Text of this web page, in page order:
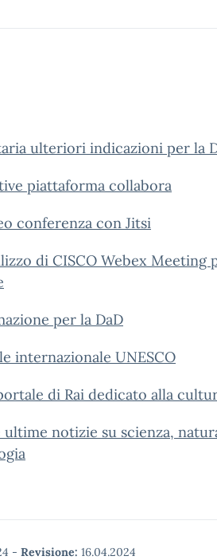
ulteriori indicazioni per la
piattaforma collabora
conferenza con Jitsi
di CISCO Webex Meeting
per la DaD
internazionale UNESCO
di Rai dedicato alla
notizie su scienza,
- Revisione: 16.04.2024